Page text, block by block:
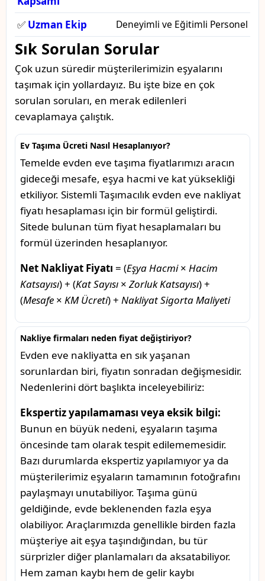
✅ Uzman Ekip Deneyimli ve Eğitimli Personel
Sık Sorulan Sorular
Çok uzun süredir müşterilerimizin eşyalarını
taşımak için yollardayız. Bu işte bize en çok
sorulan soruları, en merak edilenleri
cevaplamaya çalıştık.
Ev Taşıma Ücreti Nasıl Hesaplanıyor?
Temelde evden eve taşıma fiyatlarımızı aracın
gideceği mesafe, eşya hacmi ve kat yüksekliği
etkiliyor. Sistemli Taşımacılık evden eve nakliyat
fiyatı hesaplaması için bir formül geliştirdi.
Sitede bulunan tüm fiyat hesaplamaları bu
formül üzerinden hesaplanıyor.
Net Nakliyat Fiyatı = (Eşya Hacmi× Hacim
Katsayısı) + (Kat Sayısı × Zorluk Katsayısı) +
(Mesafe × KM Ücreti) + Nakliyat Sigorta Maliyeti
Nakliye firmaları neden fiyat değiştiriyor?
Evden eve nakliyatta en sık yaşanan
sorunlardan biri, fiyatın sonradan değişmesidir.
Nedenlerini dört başlıkta inceleyebiliriz:
Ekspertiz yapılamaması veya eksik bilgi:
Bunun en büyük nedeni, eşyaların taşıma
öncesinde tam olarak tespit edilememesidir.
Bazı durumlarda ekspertiz yapılamıyor ya da
müşterilerimiz eşyaların tamamının fotoğrafını
paylaşmayı unutabiliyor. Taşıma günü
geldiğinde, evde beklenenden fazla eşya
olabiliyor. Araçlarımızda genellikle birden fazla
müşteriye ait eşya taşındığından, bu tür
sürprizler diğer planlamaları da aksatabiliyor.
Hem zaman kaybı hem de gelir kaybı